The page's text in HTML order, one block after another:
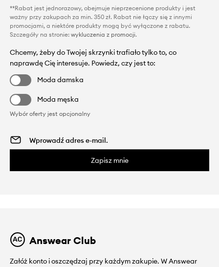
**Rabat jest jednorazowy, obejmuje nieprzecenione produkty i jest
ważny przy zakupach za min. 350 zł. Rabat nie łączy się z innymi
promocjami, a niektóre produkty mogą być wyłączone z rabatu.
Szczegóły na stronie: wykluczenia z promocji.
Chcemy, żeby do Twojej skrzynki trafiało tylko to, co
naprawdę Cię interesuje. Powiedz, czy jest to:
Moda damska
Moda męska
Wybór oferty jest opcjonalny
Zapisz mnie
Answear Club
Załóż konto i oszczędzaj przy każdym zakupie. W Answear